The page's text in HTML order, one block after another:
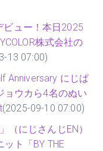
ビュー！本日2025
株式会社の
13 07:00)
Anniversary にじぱ
ョウカら4名のぬい
(2025-09-10 07:00)
（にじさんじEN）
ト「BY THE